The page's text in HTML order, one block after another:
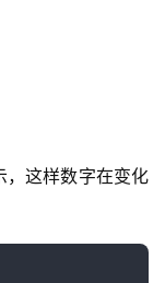
，这样数字在变化